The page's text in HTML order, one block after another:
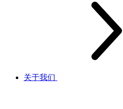
关于我们